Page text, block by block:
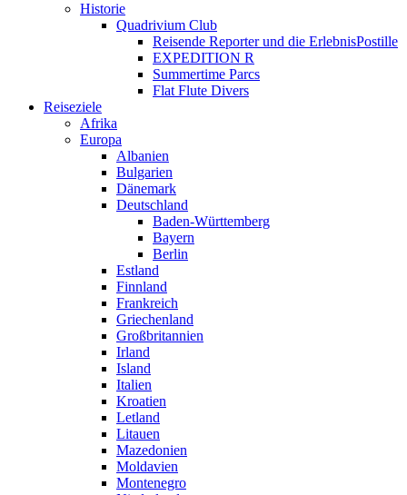
Historie
Quadrivium Club
Reisende Reporter und die ErlebnisPostille
EXPEDITION R
Summertime Parcs
Flat Flute Divers
Reiseziele
Afrika
Europa
Albanien
Bulgarien
Dänemark
Deutschland
Baden-Württemberg
Bayern
Berlin
Estland
Finnland
Frankreich
Griechenland
Großbritannien
Irland
Island
Italien
Kroatien
Letland
Litauen
Mazedonien
Moldavien
Montenegro